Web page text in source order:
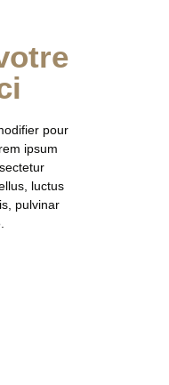
pour
ipsum
luctus
pulvinar